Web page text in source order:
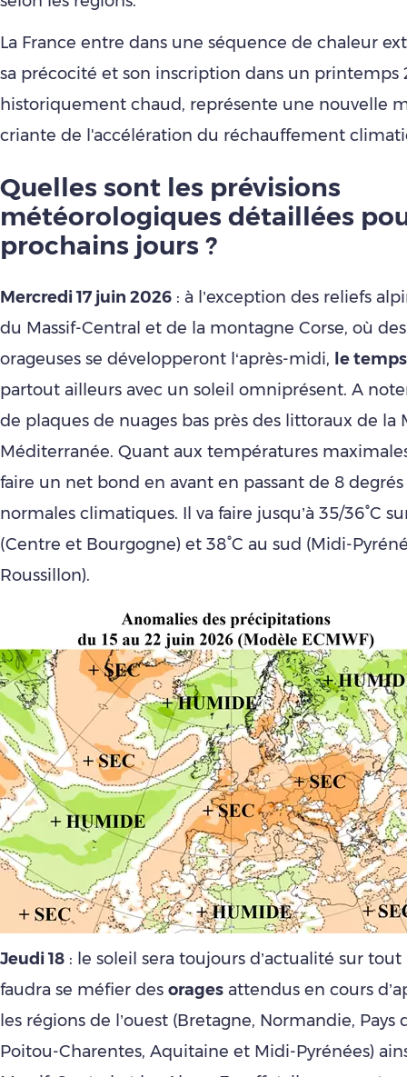
La France entre dans une séquence de chaleur
sa précocité et son inscription dans un printemps
historiquement chaud, représente une nouvelle
criante de l'accélération du réchauffement
Quelles sont les prévisions
météorologiques détaillées
prochains jours ?
Mercredi 17 juin 2026 : à l’exception des reliefs
du Massif-Central et de la montagne Corse, où
orageuses se développeront l‘après-midi, le
partout ailleurs avec un soleil omniprésent. A
de plaques de nuages bas près des littoraux de la
Méditerranée. Quant aux températures
faire un net bond en avant en passant de 8
normales climatiques. Il va faire jusqu’à 35/36°C
(Centre et Bourgogne) et 38°C au sud (Midi-
Roussillon).
Jeudi 18 : le soleil sera toujours d’actualité sur tout
faudra se méfier des orages attendus en cours
les régions de l’ouest (Bretagne, Normandie, Pays
Poitou-Charentes, Aquitaine et Midi-Pyrénées)